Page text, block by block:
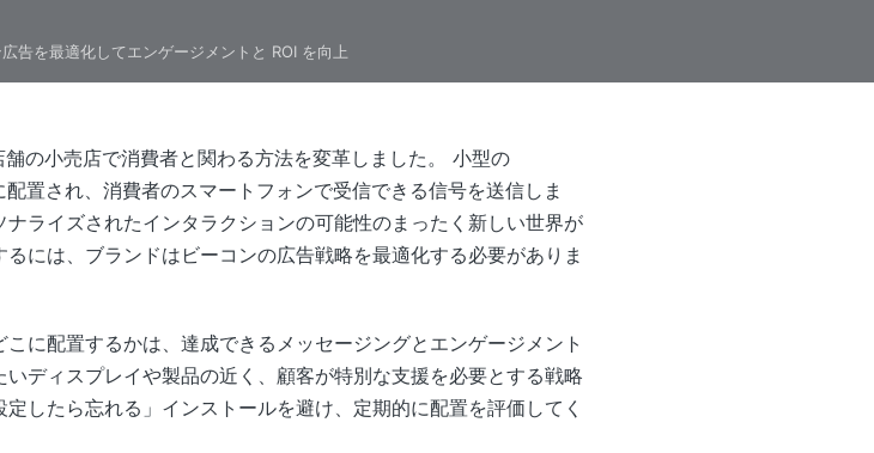
告を最適化してエンゲージメントと ROI を向上
の小売店で消費者と関わる方法を変革しました。 小型の
置され、消費者のスマートフォンで受信できる信号を送信しま
ライズされたインタラクションの可能性のまったく新しい世界が
には、ブランドはビーコンの広告戦略を最適化する必要がありま
に配置するかは、達成できるメッセージングとエンゲージメント
ディスプレイや製品の近く、顧客が特別な支援を必要とする戦略
したら忘れる」インストールを避け、定期的に配置を評価してく